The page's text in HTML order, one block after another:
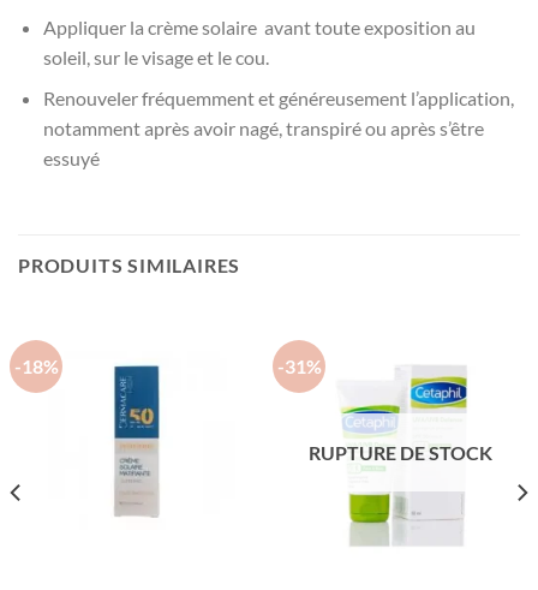
Appliquer la crème solaire avant toute exposition au
soleil, sur le visage et le cou.
Renouveler fréquemment et généreusement l’application,
notamment après avoir nagé, transpiré ou après s’être
essuyé
PRODUITS SIMILAIRES
-18% -31%
RUPTURE DE STOCK